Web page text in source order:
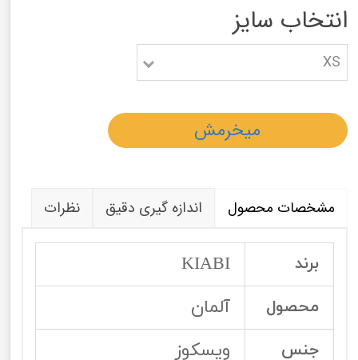
انتخاب سایز
XS
میخرمش
مشخصات محصول اندازه گیری دقیق نظرات
برند KIABI
محصول آلمان
جنس ویسکوز